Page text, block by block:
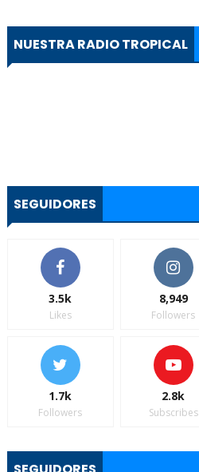
NUESTRA RADIO TROPICAL
SEGUIDORES
3.5k
Likes
8,949
Followers
1.7k
Followers
2.8k
Subscribes